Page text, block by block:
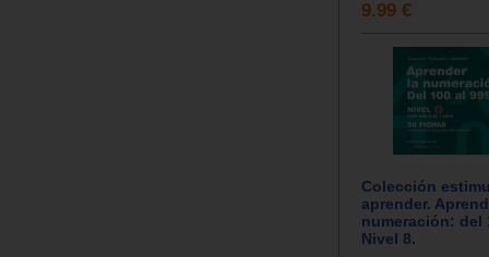
9.99 €
Colección
aprender.
numeración: del
Nivel 8.